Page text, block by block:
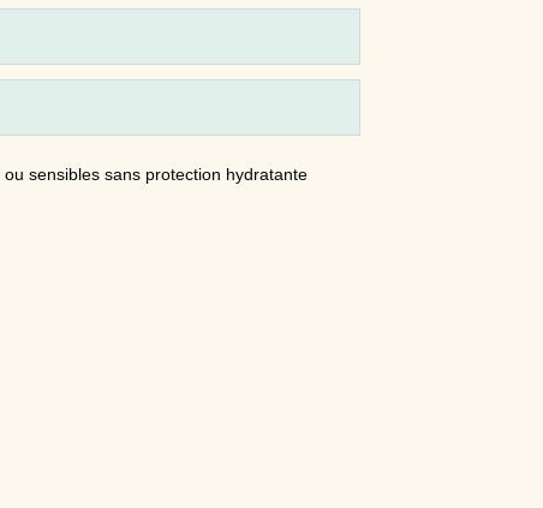
sensibles sans protection hydratante